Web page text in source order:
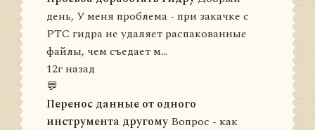
день, У меня проблема - при закачке с
РТС гидра не удаляет распакованные
файлы, чем съедает м...
12г назад
💬
Перенос данные от одного
инструмента другомуВопрос - как